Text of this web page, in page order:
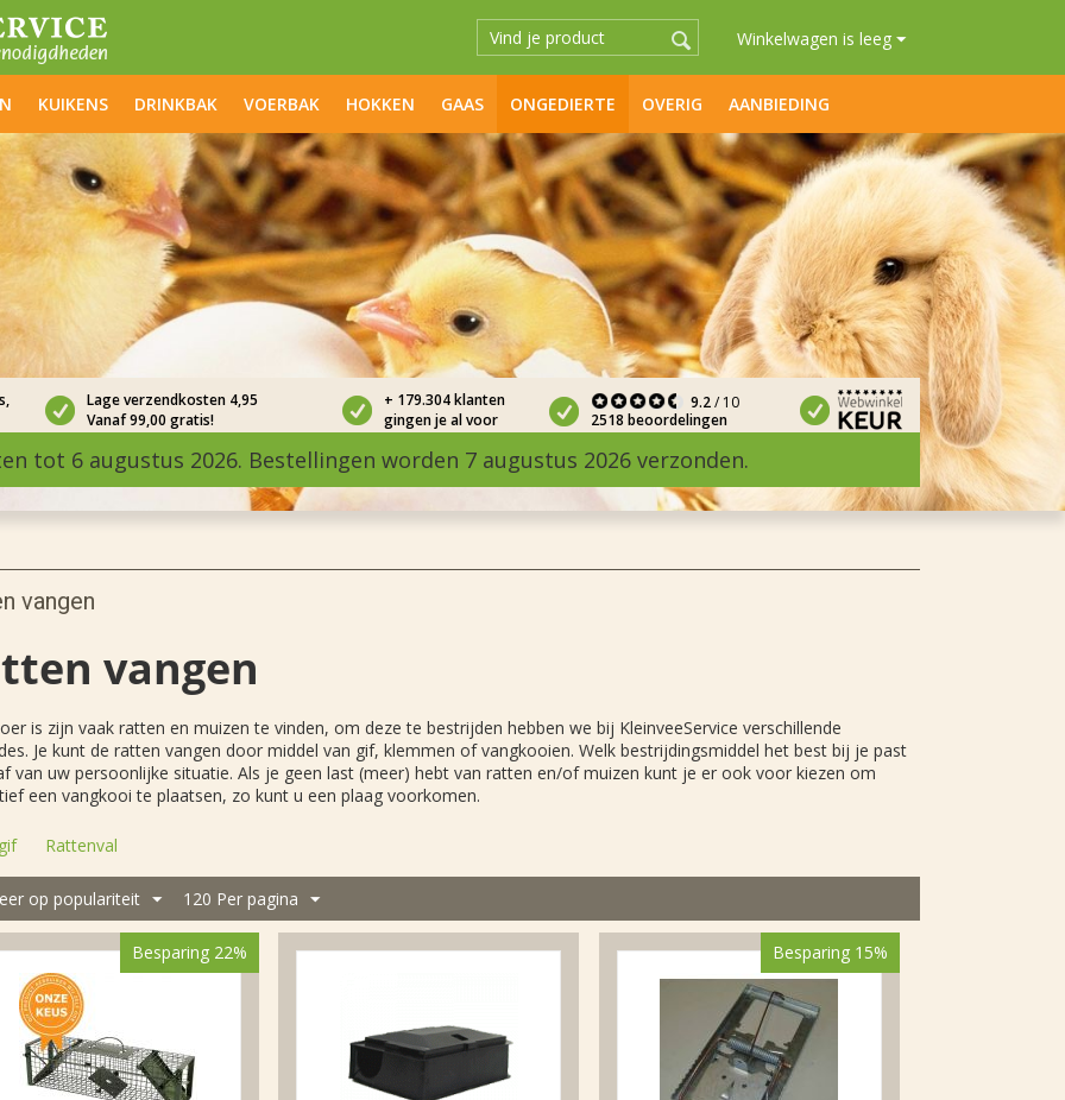
Winkelwagen is leeg
KUIKENS DRINKBAK VOERBAK HOKKEN GAAS ONGEDIERTE OVERIG AANBIEDING
Lage verzendkosten 4,95
Vanaf 99,00 gratis!
+ 179.304 klanten
gingen je al voor
9.2/ 10
2518 beoordelingen
tot 6 augustus 2026. Bestellingen worden 7 augustus 2026 verzonden.
vangen
vangen
is zijn vaak ratten en muizen te vinden, om deze te bestrijden hebben we bij KleinveeService verschillende
Je kunt de ratten vangen door middel van gif, klemmen of vangkooien. Welk bestrijdingsmiddel het best bij je past
van uw persoonlijke situatie. Als je geen last (meer) hebt van ratten en/of muizen kunt je er ook voor kiezen om
een vangkooi te plaatsen, zo kunt u een plaag voorkomen.
Rattenval
op populariteit 120 Per pagina
Besparing 22% Besparing 15%